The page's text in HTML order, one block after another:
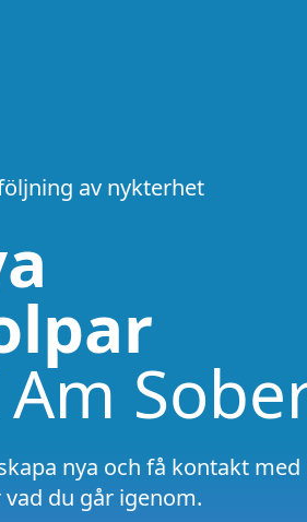
av nykterhet
nya och få kontakt med
du går igenom.